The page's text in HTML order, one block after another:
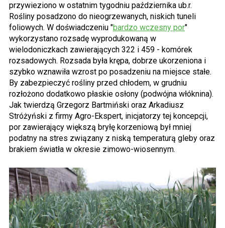
przywieziono w ostatnim tygodniu października ub.r.
Rośliny posadzono do nieogrzewanych, niskich tuneli
foliowych. W doświadczeniu "bardzo wczesny por"
wykorzystano rozsadę wyprodukowaną w
wielodoniczkach zawierających 322 i 459 - komórek
rozsadowych. Rozsada była krępa, dobrze ukorzeniona i
szybko wznawiła wzrost po posadzeniu na miejsce stałe.
By zabezpieczyć rośliny przed chłodem, w grudniu
rozłożono dodatkowo płaskie osłony (podwójna włóknina).
Jak twierdzą Grzegorz Bartmiński oraz Arkadiusz
Stróżyński z firmy Agro-Ekspert, inicjatorzy tej koncepcji,
por zawierający większą bryłę korzeniową był mniej
podatny na stres związany z niską temperaturą gleby oraz
brakiem światła w okresie zimowo-wiosennym.